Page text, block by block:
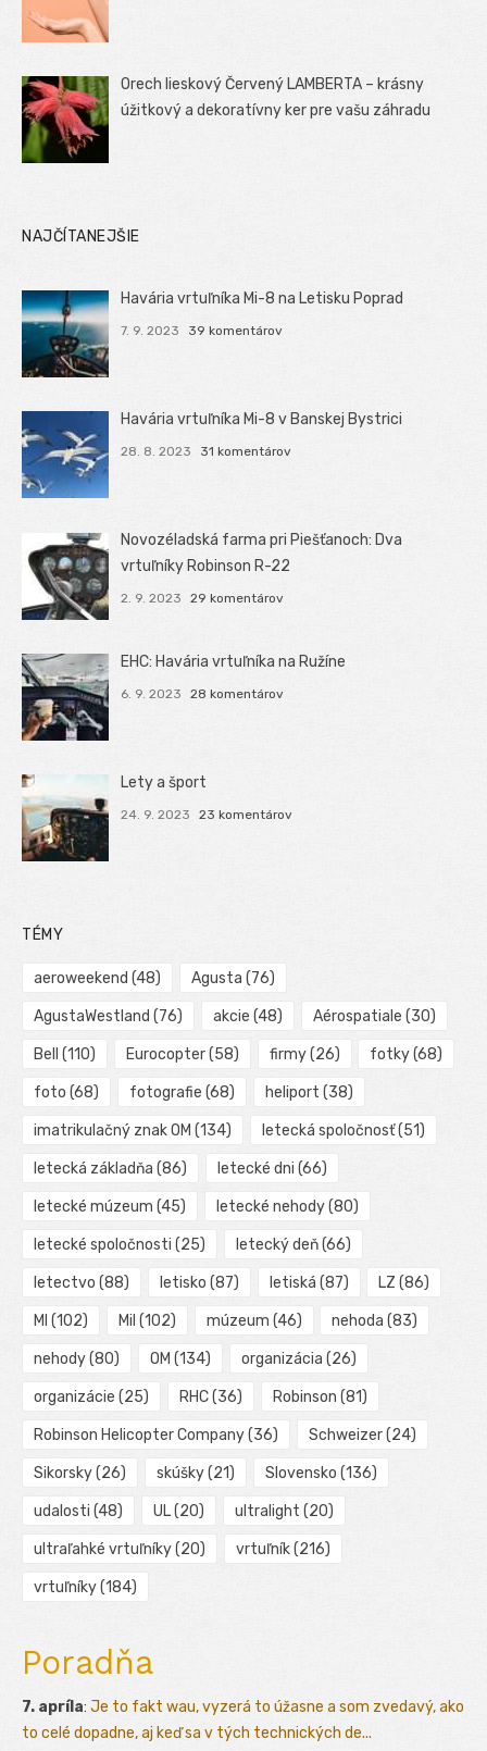
Orech lieskový Červený LAMBERTA – krásny
úžitkový a dekoratívny ker pre vašu záhradu
NAJČÍTANEJŠIE
Havária vrtuľníka Mi-8 na Letisku Poprad
7. 9. 2023 39 komentárov
Havária vrtuľníka Mi-8 v Banskej Bystrici
28. 8. 2023 31 komentárov
Novozéladská farma pri Piešťanoch: Dva
vrtuľníky Robinson R-22
2. 9. 2023 29 komentárov
EHC: Havária vrtuľníka na Ružíne
6. 9. 2023 28 komentárov
Lety a šport
24. 9. 2023 23 komentárov
TÉMY
aeroweekend (48) Agusta (76)
AgustaWestland (76) akcie (48) Aérospatiale (30)
Bell (110) Eurocopter(58) firmy(26) fotky(68)
foto (68) fotografie (68) heliport (38)
imatrikulačný znak OM (134) letecká spoločnosť(51)
letecká základňa (86) letecké dni (66)
letecké múzeum (45) letecké nehody(80)
letecké spoločnosti (25) letecký deň(66)
letectvo (88) letisko (87) letiská (87) LZ (86)
MI (102) Mil (102) múzeum (46) nehoda (83)
nehody(80) OM (134) organizácia (26)
organizácie (25) RHC(36) Robinson (81)
Robinson Helicopter Company(36) Schweizer(24)
Sikorsky(26) skúšky(21) Slovensko (136)
udalosti (48) UL(20) ultralight (20)
ultraľahké vrtuľníky(20) vrtuľník(216)
vrtuľníky(184)
Poradňa
7. apríla: Je to fakt wau, vyzerá to úžasne a som zvedavý, ako
to celé dopadne, aj keď sa v tých technických de...